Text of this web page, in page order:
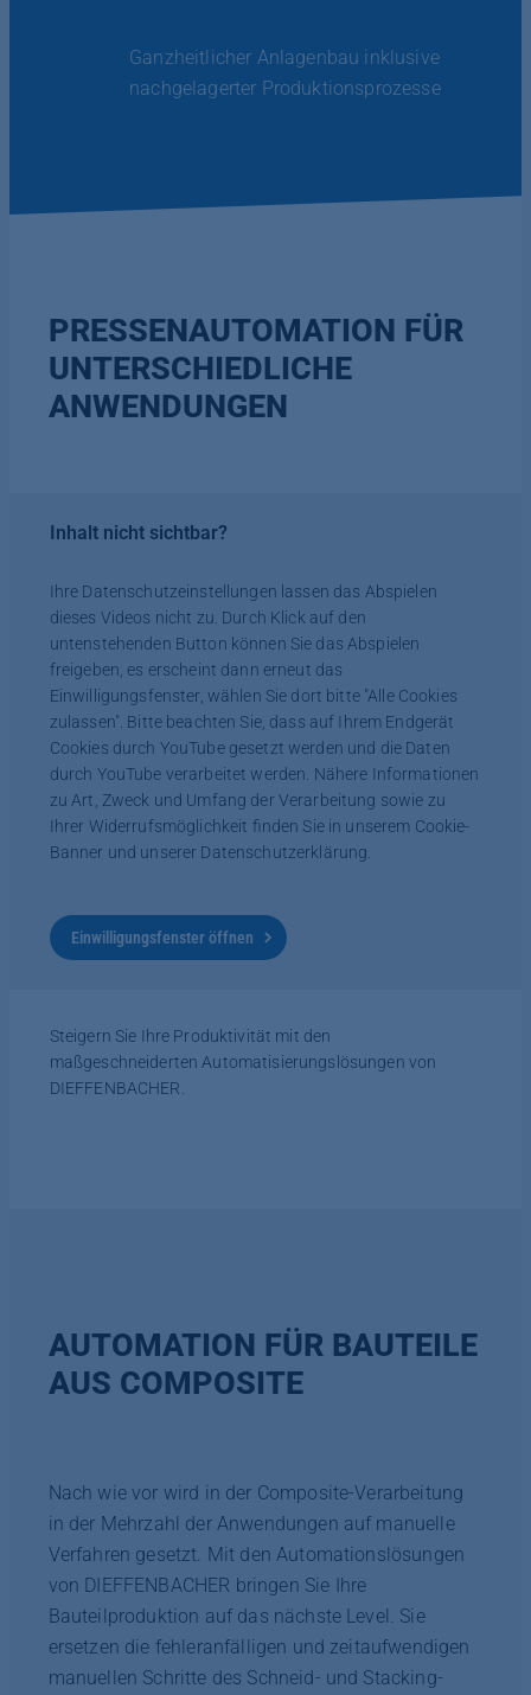
Ganzheitlicher Anlagenbau inklusive
nachgelagerter Produktionsprozesse
PRESSENAUTOMATION FÜR
UNTERSCHIEDLICHE
ANWENDUNGEN
Inhalt nicht sichtbar?
Ihre Datenschutzeinstellungen lassen das Abspielen
dieses Videos nicht zu. Durch Klick auf den
untenstehenden Button können Sie das Abspielen
freigeben, es erscheint dann erneut das
Einwilligungsfenster, wählen Sie dort bitte "Alle Cookies
zulassen". Bitte beachten Sie, dass auf Ihrem Endgerät
Cookies durch YouTube gesetzt werden und die Daten
durch YouTube verarbeitet werden. Nähere Informationen
zu Art, Zweck und Umfang der Verarbeitung sowie zu
Ihrer Widerrufsmöglichkeit finden Sie in unserem Cookie-
Banner und unserer Datenschutzerklärung.
Einwilligungsfenster öffnen
Steigern Sie Ihre Produktivität mit den
maßgeschneiderten Automatisierungslösungen von
DIEFFENBACHER.
AUTOMATION FÜR BAUTEILE
AUS COMPOSITE
Nach wie vor wird in der Composite-Verarbeitung
in der Mehrzahl der Anwendungen auf manuelle
Verfahren gesetzt. Mit den Automationslösungen
von DIEFFENBACHER bringen Sie Ihre
Bauteilproduktion auf das nächste Level. Sie
ersetzen die fehleranfälligen und zeitaufwendigen
manuellen Schritte des Schneid- und Stacking-